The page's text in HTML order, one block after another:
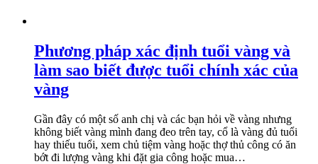
Phương pháp xác định tuổi vàng và
làm sao biết được tuổi chính xác của
vàng
Gần đây có một số anh chị và các bạn hỏi về vàng nhưng
không biết vàng mình đang đeo trên tay, cổ là vàng đủ tuổi
hay thiếu tuổi, xem chủ tiệm vàng hoặc thợ thủ công có ăn
bớt đi lượng vàng khi đặt gia công hoặc mua…